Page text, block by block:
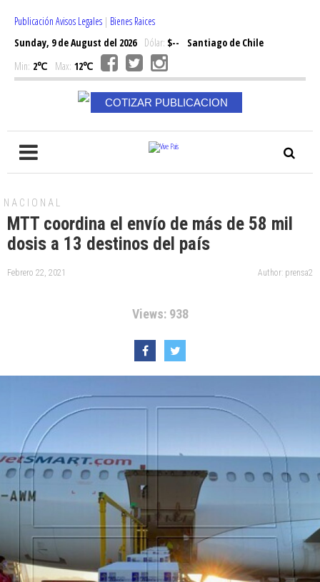
Publicación Avisos Legales | Bienes Raices
Sunday, 9 de August del 2026Dólar: $--
Santiago de Chile
Min: 2℃ Max: 12℃
COTIZAR PUBLICACION
NACIONAL
MTT coordina el envío de más de 58 mil
dosis a 13 destinos del país
Febrero 22, 2021 Author: prensa2
Views: 938